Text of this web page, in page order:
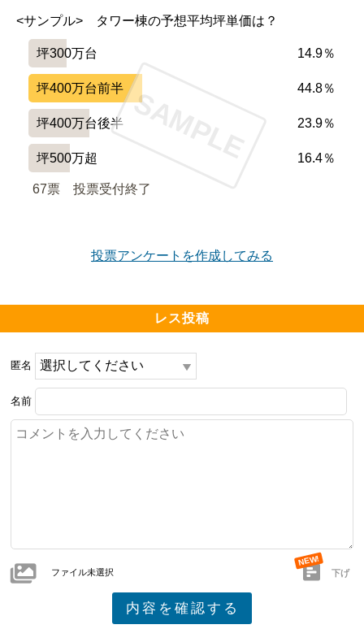
<サンプル>　タワー棟の予想平均坪単価は？
坪300万台 14.9％
坪400万台前半 44.8％
坪400万台後半 23.9％
坪500万超 16.4％
67票 投票受付終了
SAMPLE
投票アンケートを作成してみる
レス投稿
匿名
名前
ファイル未選択 下げ